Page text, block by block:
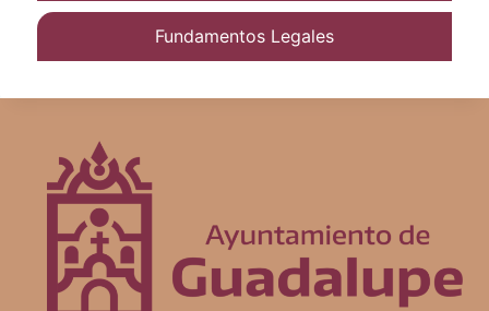
Fundamentos Legales